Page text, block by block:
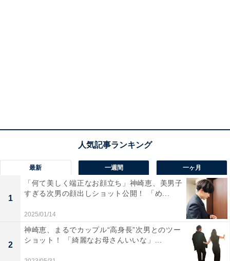
最新 一週間 一ヶ月
1
「何て美しく端正なお顔立ち」神崎恵、美男子
すぎる次男の顔出しショット公開！ 「め...
2025/01/14
2
神崎恵、まるでカップル“高身長”次男とのツー
ショット！ 「綺麗なお母さんいいな」...